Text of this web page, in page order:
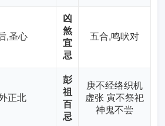
,圣心
凶
煞
宜
忌
五合,鸣吠对
正北
彭
祖
百
忌
庚不经络织机
虚张 寅不祭祀
神鬼不尝